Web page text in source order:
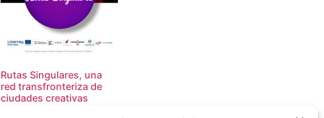
Rutas Singulares, una
red transfronteriza de
ciudades creativas